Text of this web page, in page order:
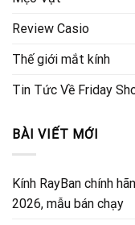
Review Casio
Thế giới mắt kính
Tin Tức Về Friday
BÀI VIẾT MỚI
Kính RayBan chính
2026, mẫu bán chạy